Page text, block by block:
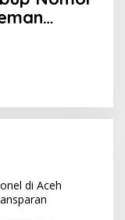
dan
di Aceh